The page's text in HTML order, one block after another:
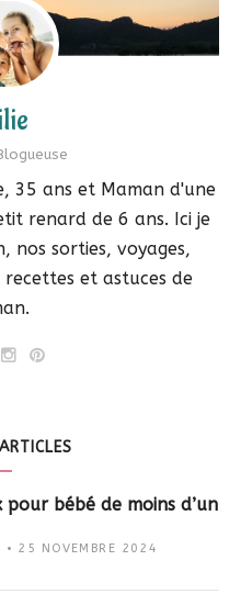
35 ans et Maman d'une
renard de 6 ans. Ici je
nos sorties, voyages,
recettes et astuces de
pour bébé de moins d’un
25 NOVEMBRE 2024